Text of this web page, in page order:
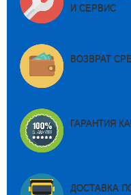
И СЕРВИС
ВОЗВРАТ
ГАРАНТИЯ
ДОСТАВКА